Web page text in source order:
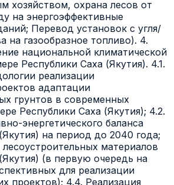
хозяйством, охрана лесов от
на энергоэффективные
Перевод установок с угля/
на газообразное топливо). 4.
национальной климатической
Республики Саха (Якутия). 4.1.
реализации
адаптации
грунтов в современных
Республики Саха (Якутия); 4.2.
энергетического баланса
на период до 2040 года;
лесоустроительных материалов
(в первую очередь на
для реализации
проектов); 4.4. Реализация